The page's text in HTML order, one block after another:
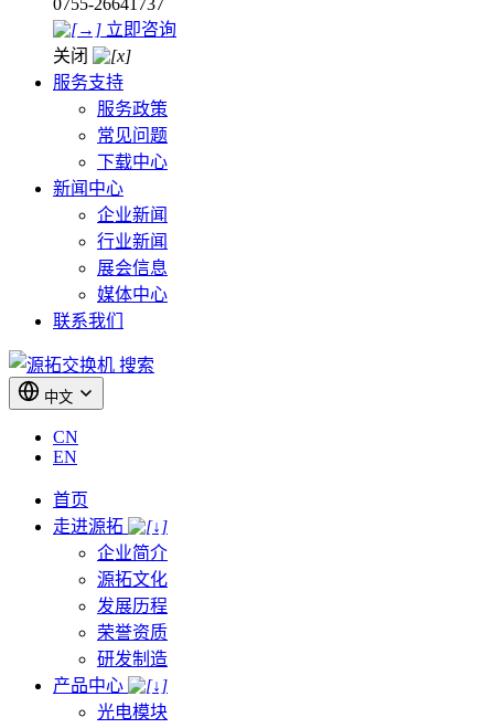
0755-26641737
立即咨询
关闭
服务支持
服务政策
常见问题
下载中心
新闻中心
企业新闻
行业新闻
展会信息
媒体中心
联系我们
搜索
中文
CN
EN
首页
走进源拓
企业简介
源拓文化
发展历程
荣誉资质
研发制造
产品中心
光电模块